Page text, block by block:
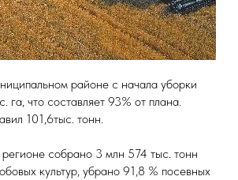
районе с начала уборки
га, что составляет 93% от плана.
101,6тыс. тонн.
собрано 3 млн 574 тыс. тонн
культур, убрано 91,8 % посевных